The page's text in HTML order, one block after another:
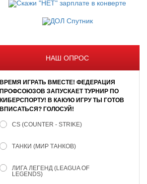
НАШ ОПРОС
ВРЕМЯ ИГРАТЬ ВМЕСТЕ! ФЕДЕРАЦИЯ
ПРОФСОЮЗОВ ЗАПУСКАЕТ ТУРНИР ПО
КИБЕРСПОРТУ! В КАКУЮ ИГРУ ТЫ ГОТОВ
ВПИСАТЬСЯ? ГОЛОСУЙ!
CS (COUNTER - STRIKE)
ТАНКИ (МИР ТАНКОВ)
ЛИГА ЛЕГЕНД (LEAGUA OF
LEGENDS)